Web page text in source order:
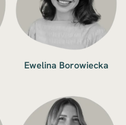
Ewelina Borowiecka